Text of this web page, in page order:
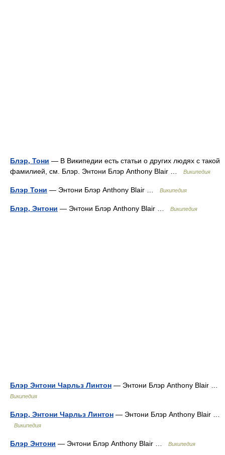
Блэр, Тони — В Википедии есть статьи о других людях с такой
фамилией, см. Блэр. Энтони Блэр Anthony Blair …
Википедия
Блэр Тони — Энтони Блэр Anthony Blair … Википедия
Блэр, Энтони — Энтони Блэр Anthony Blair … Википедия
Блэр Энтони Чарльз Линтон — Энтони Блэр Anthony Blair …
Википедия
Блэр, Энтони Чарльз Линтон — Энтони Блэр Anthony Blair …
Википедия
Блэр Энтони — Энтони Блэр Anthony Blair … Википедия